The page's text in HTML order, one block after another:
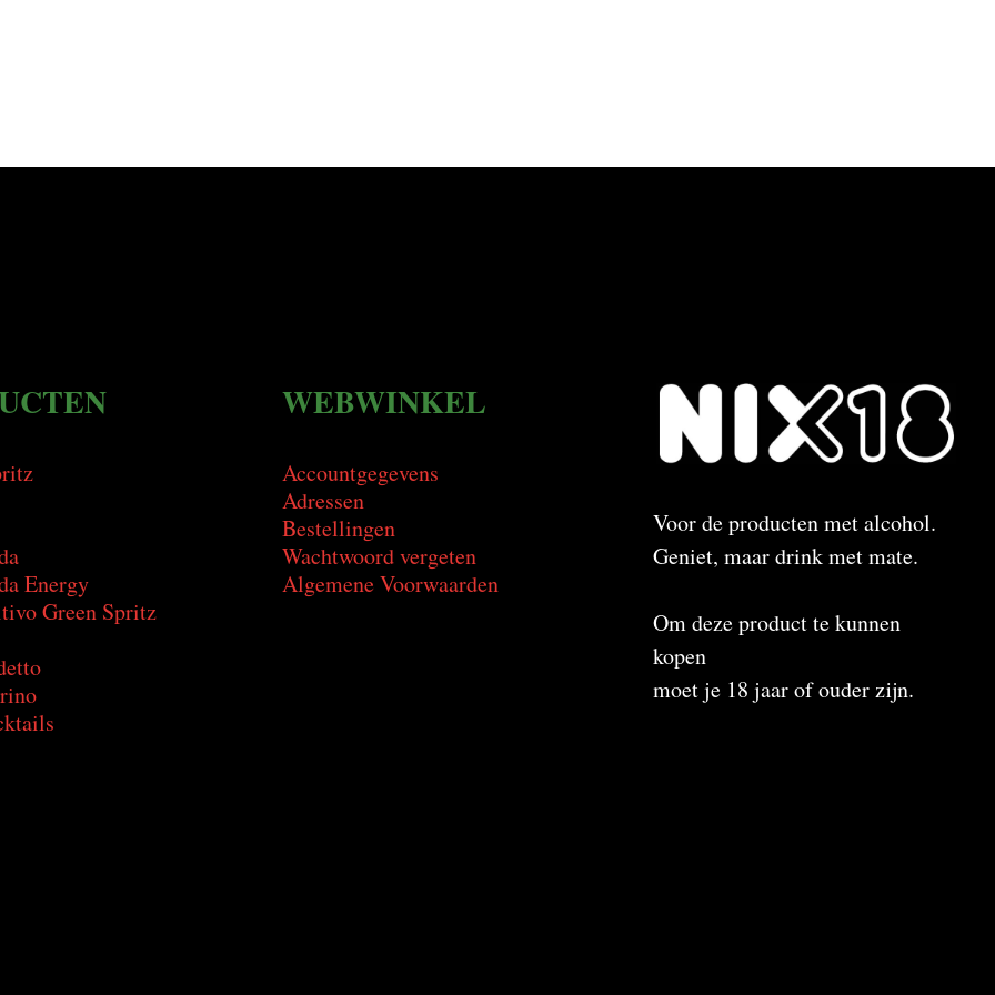
Energy
Green Spritz
WEBWINKEL
Accountgegevens
Adressen
Bestellingen
Wachtwoord vergeten
Algemene Voorwaarden
Voor de producten met alcohol.
Geniet, maar drink met mate.
Om deze product te kunnen
kopen
moet je 18 jaar of ouder zijn.